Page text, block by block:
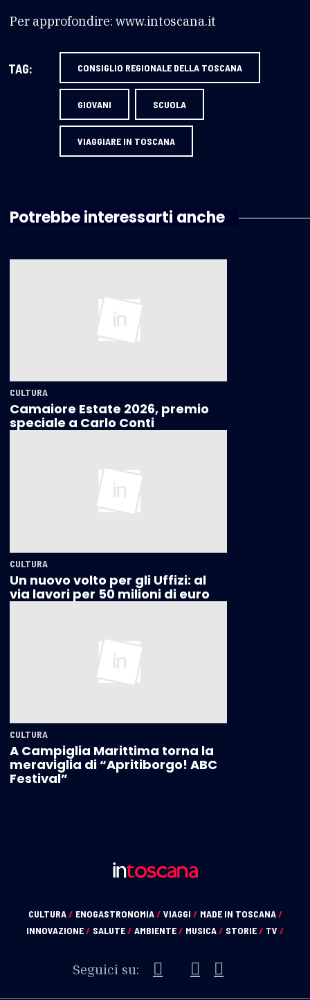
Per approfondire: www.intoscana.it
TAG: CONSIGLIO REGIONALE DELLA TOSCANA
GIOVANI SCUOLA
VIAGGIARE IN TOSCANA
Potrebbe interessarti anche
CULTURA
Camaiore Estate 2026, premio
speciale a Carlo Conti
CULTURA
Un nuovo volto per gli Uffizi: al
via lavori per 50 milioni di euro
CULTURA
A Campiglia Marittima torna la
meraviglia di “Apritiborgo! ABC
Festival”
CULTURA/ ENOGASTRONOMIA/ VIAGGI / MADE IN TOSCANA/
INNOVAZIONE/ SALUTE/ AMBIENTE/ MUSICA/ STORIE/ TV /
Seguici su: